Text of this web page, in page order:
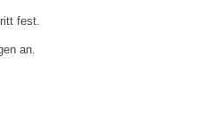
fest.
an.